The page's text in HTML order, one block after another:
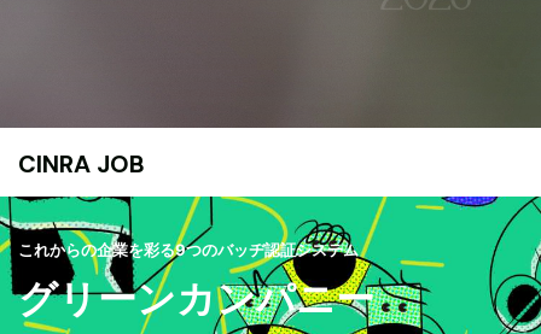
CINRA JOB
これからの企業を彩る9つのバッヂ認証システム
グリーンカンパニー